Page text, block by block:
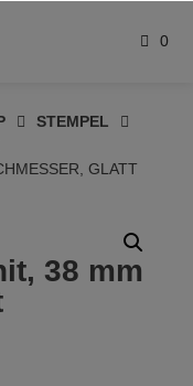
0
STEMPEL
GLATT
38 mm